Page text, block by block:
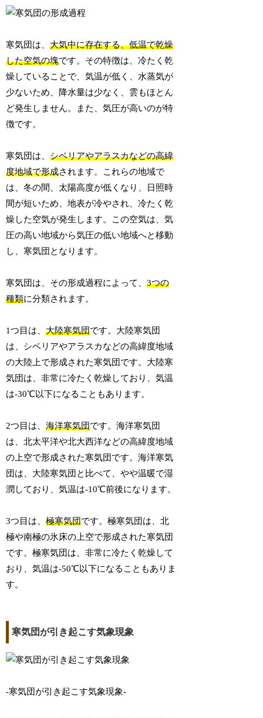
寒気団は、大気中に存在する、低温で乾燥
した空気の塊です。その特徴は、冷たく乾
燥していることで、気温が低く、水蒸気が
少ないため、降水量は少なく、雲もほとん
ど発生しません。また、気圧が高いのが特
徴です。
寒気団は、シベリアやアラスカなどの高緯
度地域で形成されます。これらの地域で
は、冬の間、太陽高度が低くなり、日照時
間が短いため、地表が冷やされ、冷たく乾
燥した空気が発生します。この空気は、気
圧の高い地域から気圧の低い地域へと移動
し、寒気団となります。
寒気団は、その形成過程によって、3つの
種類に分類されます。
1つ目は、大陸寒気団です。大陸寒気団
は、シベリアやアラスカなどの高緯度地域
の大陸上で形成された寒気団です。大陸寒
気団は、非常に冷たく乾燥しており、気温
は-30℃以下になることもあります。
2つ目は、海洋寒気団です。海洋寒気団
は、北太平洋や北大西洋などの高緯度地域
の上空で形成された寒気団です。海洋寒気
団は、大陸寒気団と比べて、やや温暖で湿
潤しており、気温は-10℃前後になります。
3つ目は、極寒気団です。極寒気団は、北
極や南極の氷床の上空で形成された寒気団
です。極寒気団は、非常に冷たく乾燥して
おり、気温は-50℃以下になることもありま
す。
寒気団が引き起こす気象現象
-寒気団が引き起こす気象現象-